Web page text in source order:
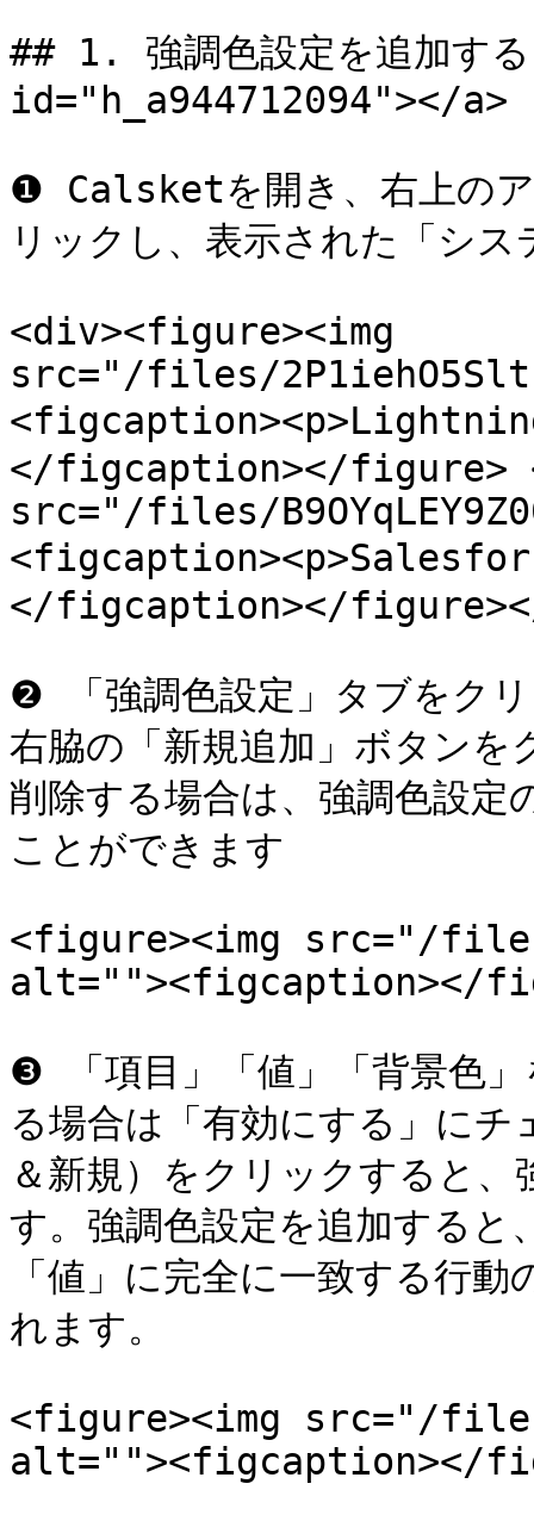
## 1. 強調色設定を追加す
id="h_a944712094"></a>
❶ Calsketを開き、右上のア
リックし、表示された「シ
<div><figure><img
src="/files/
</figcaption></figure>
src="/files/
</figcaption></
❷ 「強調色設定」タブをク
右脇の「新規追加」ボタン
削除する場合は、強調色設定
ことができます
<figure><img src="/files/
alt=""><figcaption></
❸ 「項目」「値」「背景色
る場合は「有効にする」に
＆新規）をクリックすると
す。強調色設定を追加すると
「値」に完全に一致する行
れます。
<figure><img src="/files/
alt=""><figcaption></